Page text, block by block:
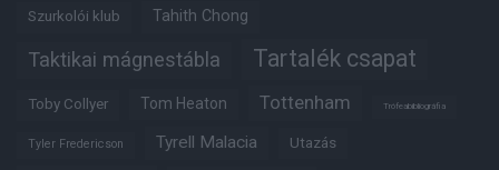
Szurkolói klub Tahith Chong
Taktikai mágnestábla Tartalék csapat
Toby Collyer Tom Heaton Tottenham Trófeabibliográfia
Tyler Fredericson Tyrell Malacia Utazás